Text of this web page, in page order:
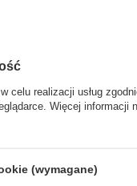
celu realizacji usług
Więcej
(wymagane)